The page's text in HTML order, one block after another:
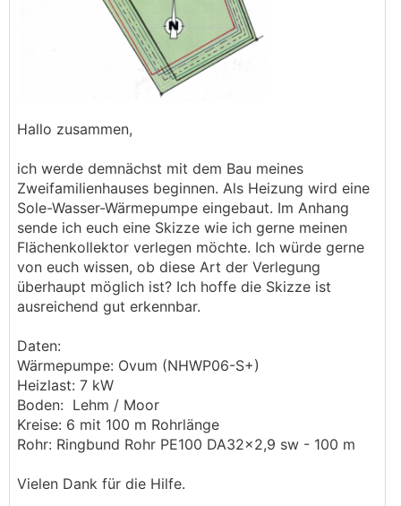
Hallo zusammen,
ich werde demnächst mit dem Bau meines
Zweifamilienhauses beginnen. Als Heizung wird eine
Sole-Wasser-Wärmepumpe eingebaut. Im Anhang
sende ich euch eine Skizze wie ich gerne meinen
Flächenkollektor verlegen möchte. Ich würde gerne
von euch wissen, ob diese Art der Verlegung
überhaupt möglich ist? Ich hoffe die Skizze ist
ausreichend gut erkennbar.
Daten:
Wärmepumpe: Ovum (NHWP06-S+)
Heizlast: 7 kW
Boden: Lehm / Moor
Kreise: 6 mit 100 m Rohrlänge
Rohr: Ringbund Rohr PE100 DA32x2,9 sw - 100 m
Vielen Dank für die Hilfe.